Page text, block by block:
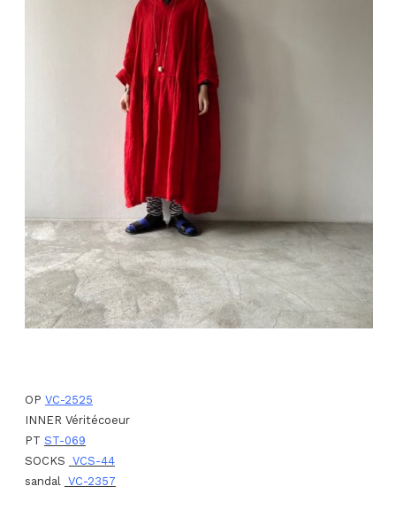
OP VC-2525
INNER Véritécoeur
PT ST-069
SOCKS VCS-44
sandal VC-2357